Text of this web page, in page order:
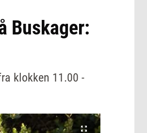
Buskager:
klokken 11.00 -